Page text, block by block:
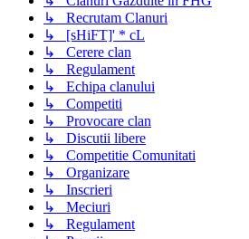
↳ Recrutam Clanuri
↳ [sHiFT]' * cL
↳ Cerere clan
↳ Regulament
↳ Echipa clanului
↳ Competiti
↳ Provocare clan
↳ Discutii libere
↳ Competitie Comunitati
↳ Organizare
↳ Inscrieri
↳ Meciuri
↳ Regulament